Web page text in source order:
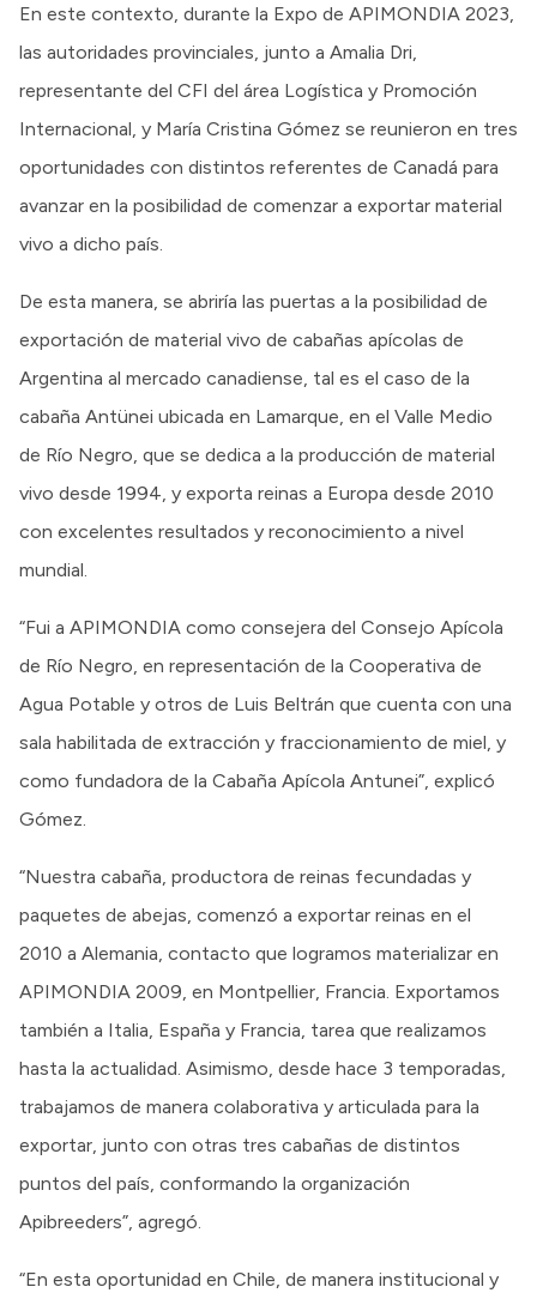
En este contexto, durante la Expo de APIMONDIA 2023,
las autoridades provinciales, junto a Amalia Dri,
representante del CFI del área Logística y Promoción
Internacional, y María Cristina Gómez se reunieron en tres
oportunidades con distintos referentes de Canadá para
avanzar en la posibilidad de comenzar a exportar material
vivo a dicho país.
De esta manera, se abriría las puertas a la posibilidad de
exportación de material vivo de cabañas apícolas de
Argentina al mercado canadiense, tal es el caso de la
cabaña Antünei ubicada en Lamarque, en el Valle Medio
de Río Negro, que se dedica a la producción de material
vivo desde 1994, y exporta reinas a Europa desde 2010
con excelentes resultados y reconocimiento a nivel
mundial.
“Fui a APIMONDIA como consejera del Consejo Apícola
de Río Negro, en representación de la Cooperativa de
Agua Potable y otros de Luis Beltrán que cuenta con una
sala habilitada de extracción y fraccionamiento de miel, y
como fundadora de la Cabaña Apícola Antunei”, explicó
Gómez.
“Nuestra cabaña, productora de reinas fecundadas y
paquetes de abejas, comenzó a exportar reinas en el
2010 a Alemania, contacto que logramos materializar en
APIMONDIA 2009, en Montpellier, Francia. Exportamos
también a Italia, España y Francia, tarea que realizamos
hasta la actualidad. Asimismo, desde hace 3 temporadas,
trabajamos de manera colaborativa y articulada para la
exportar, junto con otras tres cabañas de distintos
puntos del país, conformando la organización
Apibreeders”, agregó.
“En esta oportunidad en Chile, de manera institucional y